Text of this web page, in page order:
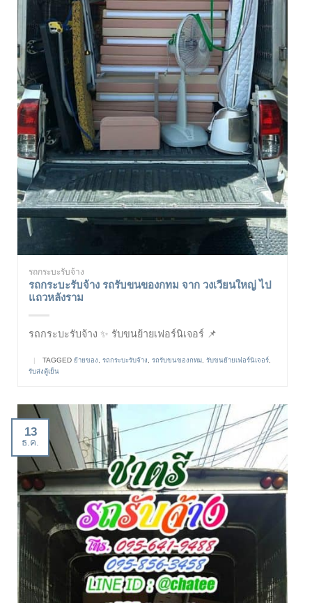
รถกระบะรับจ้าง
รถกระบะรับจ้าง รถรับขนของกทม จาก วงเวียนใหญ่ ไป
แถวหลังราม
รถกระบะรับจ้าง ✨ รับขนย้ายเฟอร์นิเจอร์ 📌
| TAGGED ย้ายของ รถกระบะรับจ้าง รถรับขนของกทม รับขนย้ายเฟอร์นิเจอร์
รับส่งตู้เย็น
13
ธ.ค.